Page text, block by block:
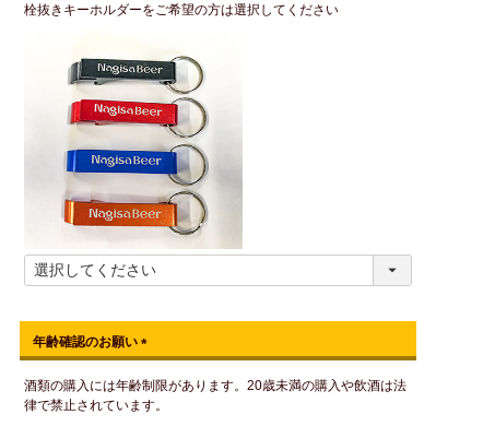
必
栓抜きキーホルダーをご希望の方は選択してください
年齢確認のお願い
(
必
須
酒類の購入には年齢制限があります。20歳未満の購入や飲酒は法
律で禁止されています。